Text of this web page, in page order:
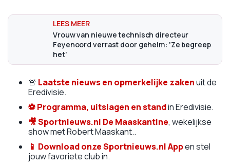
Vrouw van nieuwe technisch directeur
Feyenoord verrast door geheim: 'Ze begreep
het'
🚨 Laatste nieuws en opmerkelijke zakenuit de
Eredivisie.
⚽ Programma, uitslagen en standin Eredivisie.
🎥Sportnieuws.nl De Maaskantine, wekelijkse
show met Robert Maaskant..
📱 Download onze Sportnieuws.nl Appen stel
jouw favoriete club in.